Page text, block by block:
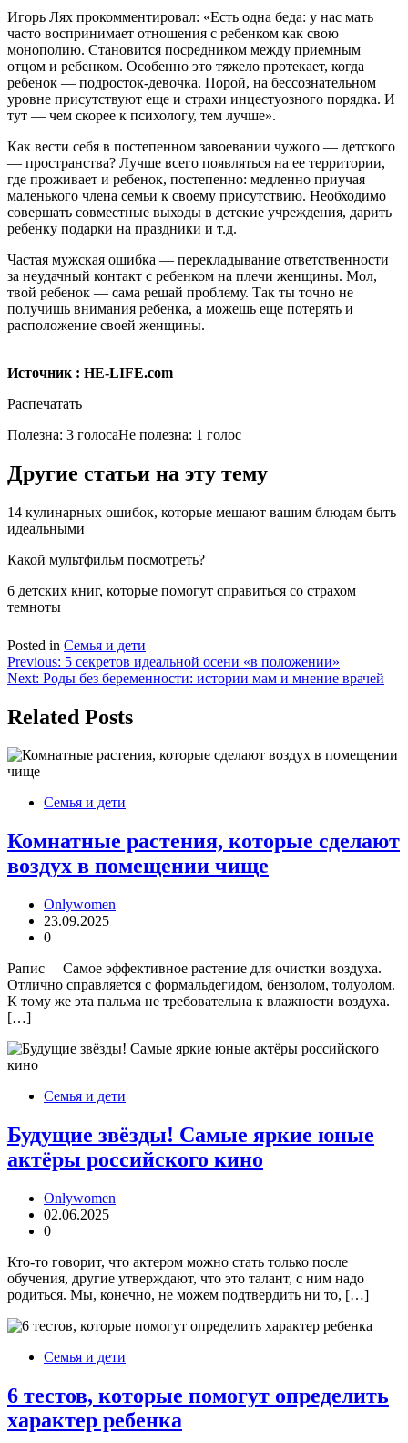
Игорь Лях прокомментировал: «Есть одна беда: у нас мать
часто воспринимает отношения с ребенком как свою
монополию. Становится посредником между приемным
отцом и ребенком. Особенно это тяжело протекает, когда
ребенок — подросток-девочка. Порой, на бессознательном
уровне присутствуют еще и страхи инцестуозного порядка. И
тут — чем скорее к психологу, тем лучше».
Как вести себя в постепенном завоевании чужого — детского
— пространства? Лучше всего появляться на ее территории,
где проживает и ребенок, постепенно: медленно приучая
маленького члена семьи к своему присутствию. Необходимо
совершать совместные выходы в детские учреждения, дарить
ребенку подарки на праздники и т.д.
Частая мужская ошибка — перекладывание ответственности
за неудачный контакт с ребенком на плечи женщины. Мол,
твой ребенок — сама решай проблему. Так ты точно не
получишь внимания ребенка, а можешь еще потерять и
расположение своей женщины.
Источник : HE-LIFE.com
Распечатать
Полезна: 3 голосаНе полезна: 1 голос
Другие статьи на эту тему
14 кулинарных ошибок, которые мешают вашим блюдам быть
идеальными
Какой мультфильм посмотреть?
6 детских книг, которые помогут справиться со страхом
темноты
Posted in Семья и дети
Навигация
по
записям
Previous: 5 секретов идеальной осени «в положении»
Next: Роды без беременности: истории мам и мнение врачей
Related Posts
Семья и дети
Комнатные растения, которые сделают
воздух в помещении чище
Onlywomen
23.09.2025
0
Рапис Самое эффективное растение для очистки воздуха.
Отлично справляется с формальдегидом, бензолом, толуолом.
К тому же эта пальма не требовательна к влажности воздуха.
[…]
Семья и дети
Будущие звёзды! Самые яркие юные
актёры российского кино
Onlywomen
02.06.2025
0
Кто-то говорит, что актером можно стать только после
обучения, другие утверждают, что это талант, с ним надо
родиться. Мы, конечно, не можем подтвердить ни то, […]
Семья и дети
6 тестов, которые помогут определить
характер ребенка